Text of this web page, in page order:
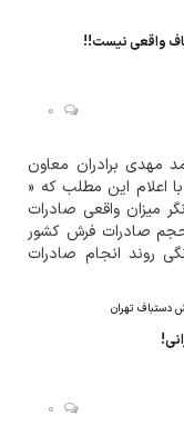
واقعی نیست!!
0
مهدی برادران معاون
اعلام این مطلب که «
میزان واقعی صادرات
صادرات فرش کشور
روند انجام صادرات
دستباف تهران
0